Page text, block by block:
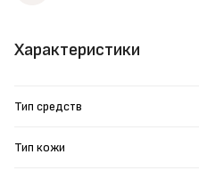
Характеристики
Тип средств
Тип кожи